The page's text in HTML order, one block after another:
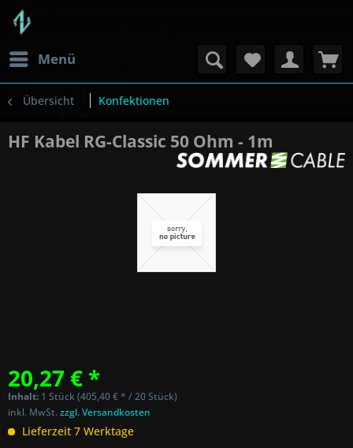
Menü
Übersicht Konfektionen
HF Kabel RG-Classic 50 Ohm - 1m
20,27 € *
Inhalt: 1 Stück (405,40 € * / 20 Stück)
inkl. MwSt.zzgl. Versandkosten
Lieferzeit 7 Werktage